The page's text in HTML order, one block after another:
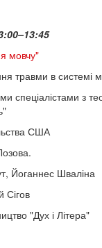
мовчу"
травми в системі
спеціалістами з
США
Йоганнес Шваліна
Сігов
"Дух і Літера"